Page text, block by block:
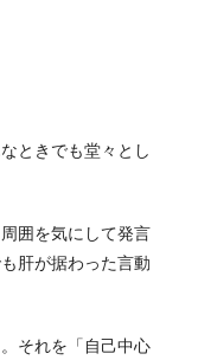
ときでも堂々とし
囲を気にして発言
肝が据わった言動
それを「自己中心